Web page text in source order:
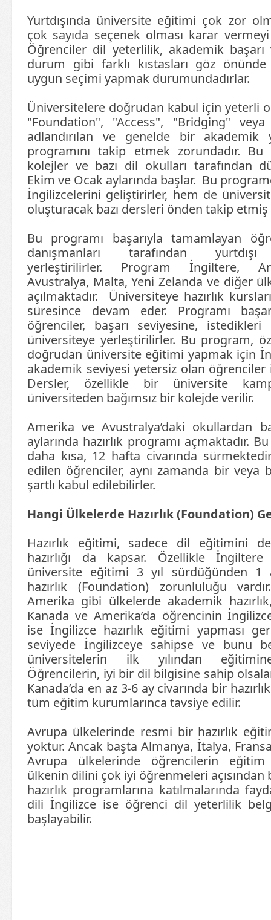
Yurtdışında üniversite eğitimi çok zor
çok sayıda seçenek olması karar vermeyi
Öğrenciler dil yeterlilik, akademik
durum gibi farklı kıstasları göz
uygun seçimi yapmak durumundadırlar.
Üniversitelere doğrudan kabul için yeterli
"Foundation", "Access", "Bridging"
adlandırılan ve genelde bir akademik
programını takip etmek zorundadır. Bu
kolejler ve bazı dil okulları tarafından
Ekim ve Ocak aylarında başlar. Bu
İngilizcelerini geliştirirler, hem de
oluşturacak bazı dersleri önden takip
Bu programı başarıyla tamamlayan
danışmanları tarafından yurtdışı
yerleştirilirler. Program İngiltere,
Avustralya, Malta, Yeni Zelanda ve diğer
açılmaktadır. Üniversiteye hazırlık
süresince devam eder. Programı
öğrenciler, başarı seviyesine,
üniversiteye yerleştirilirler. Bu program,
doğrudan üniversite eğitimi yapmak için
akademik seviyesi yetersiz olan öğrenciler
Dersler, özellikle bir üniversite
üniversiteden bağımsız bir kolejde verilir.
Amerika ve Avustralya’daki okullardan
aylarında hazırlık programı açmaktadır.
daha kısa, 12 hafta civarında
edilen öğrenciler, aynı zamanda bir veya
şartlı kabul edilebilirler.
Hangi Ülkelerde Hazırlık (Foundation)
Hazırlık eğitimi, sadece dil eğitimini
hazırlığı da kapsar. Özellikle İngiltere
üniversite eğitimi 3 yıl sürdüğünden 1
hazırlık (Foundation) zorunluluğu
Amerika gibi ülkelerde akademik
Kanada ve Amerika’da öğrencinin
ise İngilizce hazırlık eğitimi yapması
seviyede İngilizceye sahipse ve bunu
üniversitelerin ilk yılından
Öğrencilerin, iyi bir dil bilgisine sahip
Kanada’da en az 3-6 ay civarında bir
tüm eğitim kurumlarınca tavsiye edilir.
Avrupa ülkelerinde resmi bir hazırlık
yoktur. Ancak başta Almanya, İtalya,
Avrupa ülkelerinde öğrencilerin
ülkenin dilini çok iyi öğrenmeleri açısından
hazırlık programlarına katılmalarında
dili İngilizce ise öğrenci dil yeterlilik
başlayabilir.